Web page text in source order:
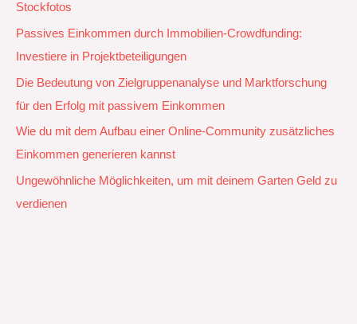
Stockfotos
Passives Einkommen durch Immobilien-Crowdfunding:
Investiere in Projektbeteiligungen
Die Bedeutung von Zielgruppenanalyse und Marktforschung
für den Erfolg mit passivem Einkommen
Wie du mit dem Aufbau einer Online-Community zusätzliches
Einkommen generieren kannst
Ungewöhnliche Möglichkeiten, um mit deinem Garten Geld zu
verdienen